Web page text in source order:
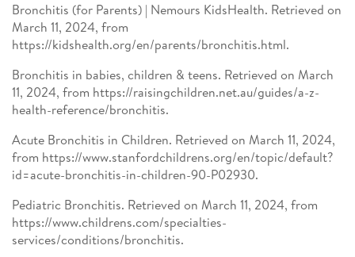
Bronchitis (for Parents) | Nemours KidsHealth. Retrieved on
March 11, 2024, from
https://kidshealth.org/en/parents/bronchitis.html.
Bronchitis in babies, children & teens. Retrieved on March
11, 2024, from https://raisingchildren.net.au/guides/a-z-
health-reference/bronchitis.
Acute Bronchitis in Children. Retrieved on March 11, 2024,
from https://www.stanfordchildrens.org/en/topic/default?
id=acute-bronchitis-in-children-90-P02930.
Pediatric Bronchitis. Retrieved on March 11, 2024, from
https://www.childrens.com/specialties-
services/conditions/bronchitis.